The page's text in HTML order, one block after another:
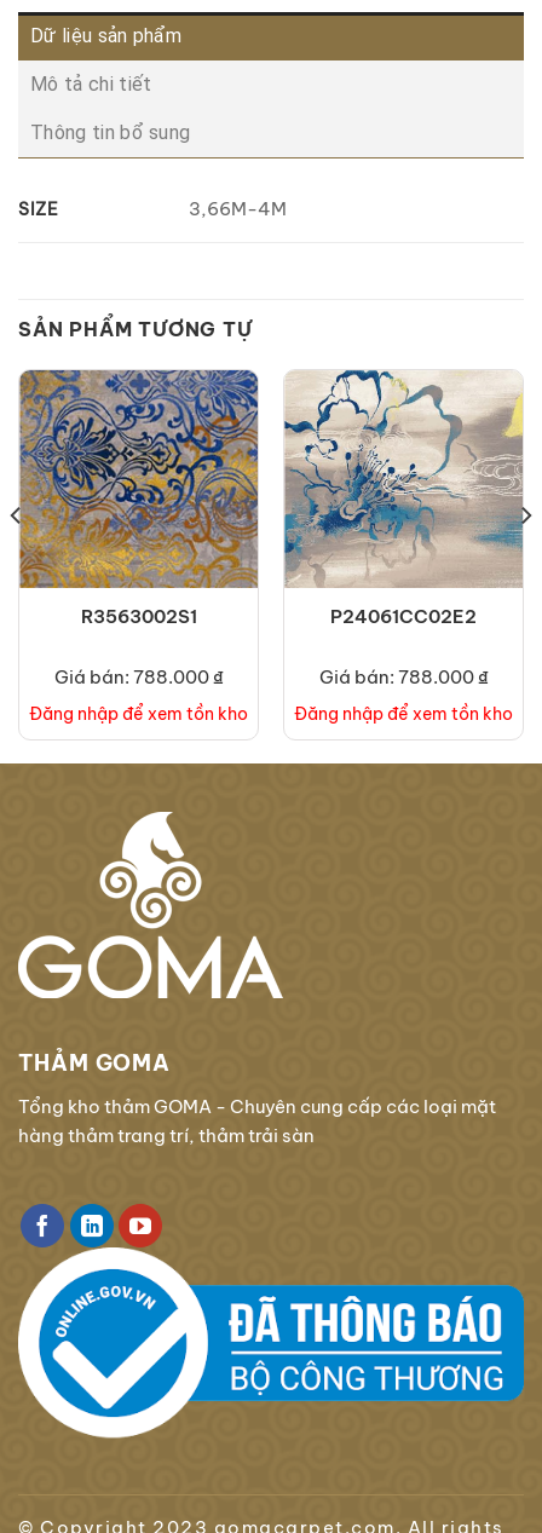
Dữ liệu sản phẩm
Mô tả chi tiết
Thông tin bổ sung
SIZE 3,66M-4M
SẢN PHẨM TƯƠNG TỰ
R3563002S1
Giá bán: 788.000 ₫
Đăng nhập để xem tồn kho
P24061CC02E2
Giá bán: 788.000 ₫
Đăng nhập để xem tồn kho
THẢM GOMA
Tổng kho thảm GOMA - Chuyên cung cấp các loại mặt
hàng thảm trang trí, thảm trải sàn
© Copyright 2023 gomacarpet.com. All rights